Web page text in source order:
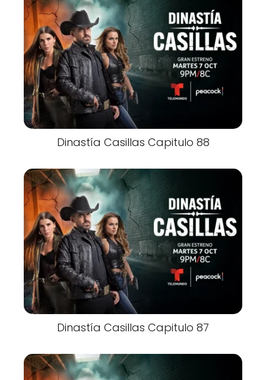
Dinastía Casillas Capitulo 88
Dinastía Casillas Capitulo 87